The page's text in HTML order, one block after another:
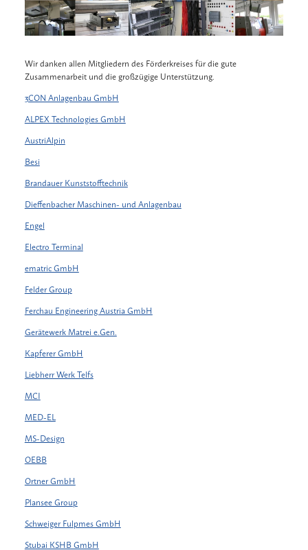
Wir danken allen Mitgliedern des Förderkreises für die gute
Zusammenarbeit und die großzügige Unterstützung.
3CON Anlagenbau GmbH
ALPEX Technologies GmbH
AustriAlpin
Besi
Brandauer Kunststofftechnik
Dieffenbacher Maschinen- und Anlagenbau
Engel
Electro Terminal
ematric GmbH
Felder Group
Ferchau Engineering Austria GmbH
Gerätewerk Matrei e.Gen.
Kapferer GmbH
Liebherr Werk Telfs
MCI
MED-EL
MS-Design
OEBB
Ortner GmbH
Plansee Group
Schweiger Fulpmes GmbH
Stubai KSHB GmbH